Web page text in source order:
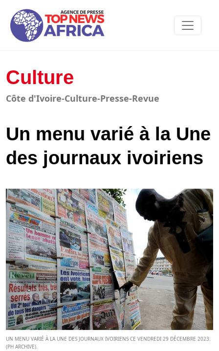
Culture
Côte d'Ivoire-Culture-Presse-Revue
Un menu varié à la Une
des journaux ivoiriens
UN MENU VARIÉ À LA UNE DES JOURNAUX IVOIRIENS CE VENDREDI 29 DÉCEMBRE 2023.
(PH ARCHIVE).